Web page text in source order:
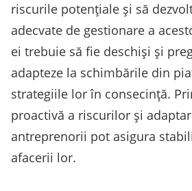
riscurile potențiale și să
adecvate de gestionare a
ei trebuie să fie deschiși și
adapteze la schimbările din
strategiile lor în consecință.
proactivă a riscurilor și
antreprenorii pot asigura
afacerii lor.